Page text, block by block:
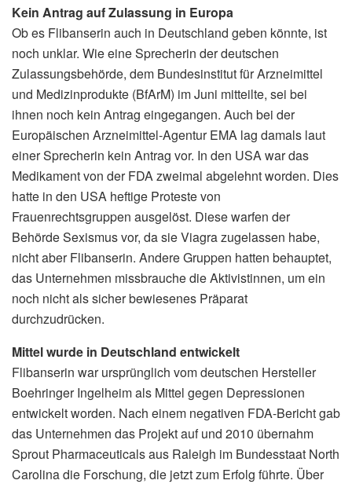
Kein Antrag auf Zulassung in Europa
Ob es Flibanserin auch in Deutschland geben könnte, ist
noch unklar. Wie eine Sprecherin der deutschen
Zulassungsbehörde, dem Bundesinstitut für Arzneimittel
und Medizinprodukte (BfArM) im Juni mitteilte, sei bei
ihnen noch kein Antrag eingegangen. Auch bei der
Europäischen Arzneimittel-Agentur EMA lag damals laut
einer Sprecherin kein Antrag vor. In den USA war das
Medikament von der FDA zweimal abgelehnt worden. Dies
hatte in den USA heftige Proteste von
Frauenrechtsgruppen ausgelöst. Diese warfen der
Behörde Sexismus vor, da sie Viagra zugelassen habe,
nicht aber Flibanserin. Andere Gruppen hatten behauptet,
das Unternehmen missbrauche die Aktivistinnen, um ein
noch nicht als sicher bewiesenes Präparat
durchzudrücken.
Mittel wurde in Deutschland entwickelt
Flibanserin war ursprünglich vom deutschen Hersteller
Boehringer Ingelheim als Mittel gegen Depressionen
entwickelt worden. Nach einem negativen FDA-Bericht gab
das Unternehmen das Projekt auf und 2010 übernahm
Sprout Pharmaceuticals aus Raleigh im Bundesstaat North
Carolina die Forschung, die jetzt zum Erfolg führte. Über